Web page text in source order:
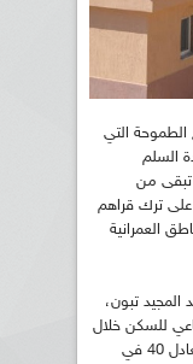
الطموحة التي
السلم
تبقى من
على ترك قراهم
العمرانية
تبون،
للسكن خلال
الخماسي الفارط تبلغ 900 ألف وحدة، ما يعادل 40 في